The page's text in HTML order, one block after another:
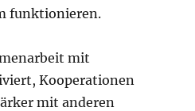
funktionieren.
mit
Kooperationen
mit anderen